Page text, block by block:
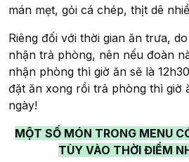
mán mẹt, gỏi cá chép, thịt dê
Riêng đối với thời gian ăn trưa,
nhận trả phòng, nên nếu đoàn
nhận phòng thì giờ ăn sẽ là
đặt ăn xong rồi trả phòng thì giờ
ngày!
MỘT SỐ MÓN TRONG MENU
TÙY VÀO THỜI ĐIỂM